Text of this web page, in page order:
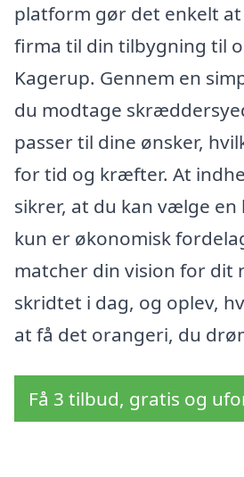
platform gør det enkelt
firma til din tilbygning til
Kagerup. Gennem en
du modtage
passer til dine ønsker,
for tid og kræfter. At
sikrer, at du kan vælge en
kun er økonomisk
matcher din vision for dit
skridtet i dag, og oplev,
at få det orangeri, du
Få 3 tilbud, gratis og